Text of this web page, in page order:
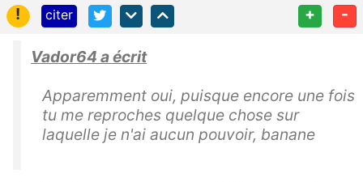
!
citer + -
Vador64 a écrit
Apparemment oui, puisque encore une fois
tu me reproches quelque chose sur
laquelle je n'ai aucun pouvoir, banane